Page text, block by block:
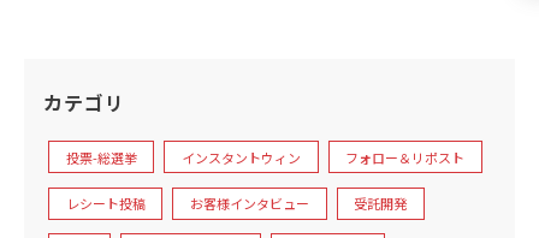
カテゴリ
インスタントウィン フォロー＆リポスト
レシート投稿
投票-総選挙
お客様インタビュー 受託開発